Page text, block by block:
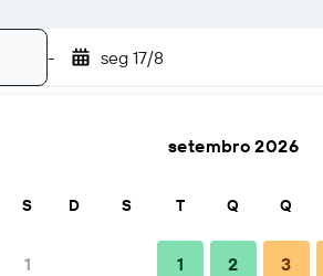
- seg 17/8
S
1
setembro 2026
D S T Q Q
1 2 3